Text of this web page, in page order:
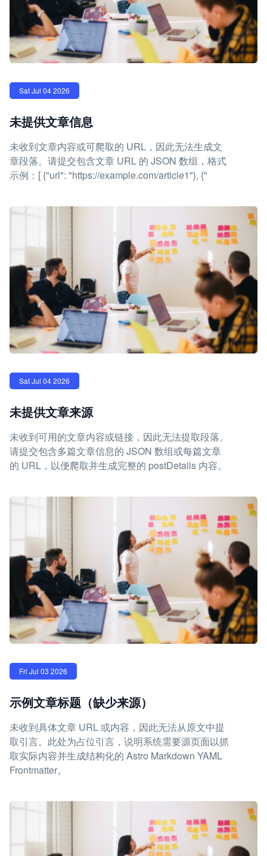
Sat Jul 04 2026
未提供文章信息
未收到文章内容或可爬取的 URL，因此无法生成文
章段落。请提交包含文章 URL 的 JSON 数组，格式
示例：[ {"url": "https://example.com/article1"}, {"
Sat Jul 04 2026
未提供文章来源
未收到可用的文章内容或链接，因此无法提取段落。
请提交包含多篇文章信息的 JSON 数组或每篇文章
的 URL，以便爬取并生成完整的 postDetails 内容。
Fri Jul 03 2026
示例文章标题（缺少来源）
未收到具体文章 URL 或内容，因此无法从原文中提
取引言。此处为占位引言，说明系统需要源页面以抓
取实际内容并生成结构化的 Astro Markdown YAML
Frontmatter。